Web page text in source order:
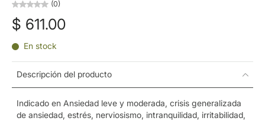
(0)
$ 611.00
En stock
Descripción del producto
Indicado en Ansiedad leve y moderada, crisis generalizada
de ansiedad, estrés, nerviosismo, intranquilidad, irritabilidad,